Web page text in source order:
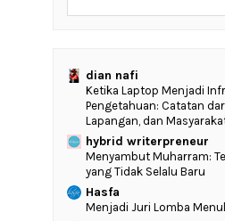
dian nafi
Ketika Laptop Menjadi
Pengetahuan: Catatan
Lapangan, dan
hybrid writerpreneur
Menyambut Muharram:
yang Tidak Selalu Baru
Hasfa
Menjadi Juri Lomba